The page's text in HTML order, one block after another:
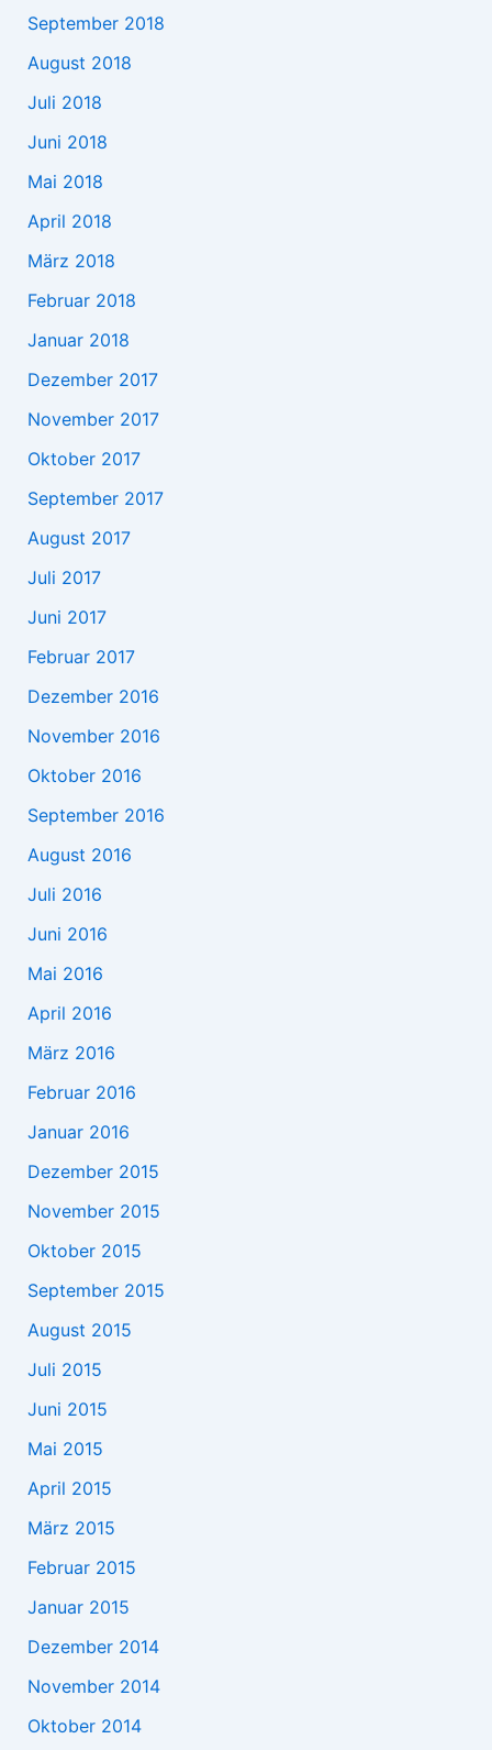
September 2018
August 2018
Juli 2018
Juni 2018
Mai 2018
April 2018
März 2018
Februar 2018
Januar 2018
Dezember 2017
November 2017
Oktober 2017
September 2017
August 2017
Juli 2017
Juni 2017
Februar 2017
Dezember 2016
November 2016
Oktober 2016
September 2016
August 2016
Juli 2016
Juni 2016
Mai 2016
April 2016
März 2016
Februar 2016
Januar 2016
Dezember 2015
November 2015
Oktober 2015
September 2015
August 2015
Juli 2015
Juni 2015
Mai 2015
April 2015
März 2015
Februar 2015
Januar 2015
Dezember 2014
November 2014
Oktober 2014